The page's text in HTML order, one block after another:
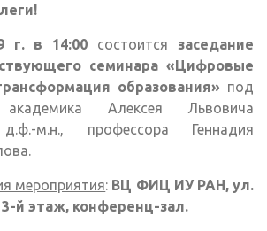
г. в 14:00 состоится заседание
семинара «Цифровые
образования» под
академика Алексея Львовича
м.н., профессора Геннадия
мероприятия: ВЦ ФИЦ ИУ РАН, ул.
3-й этаж, конференц-зал.